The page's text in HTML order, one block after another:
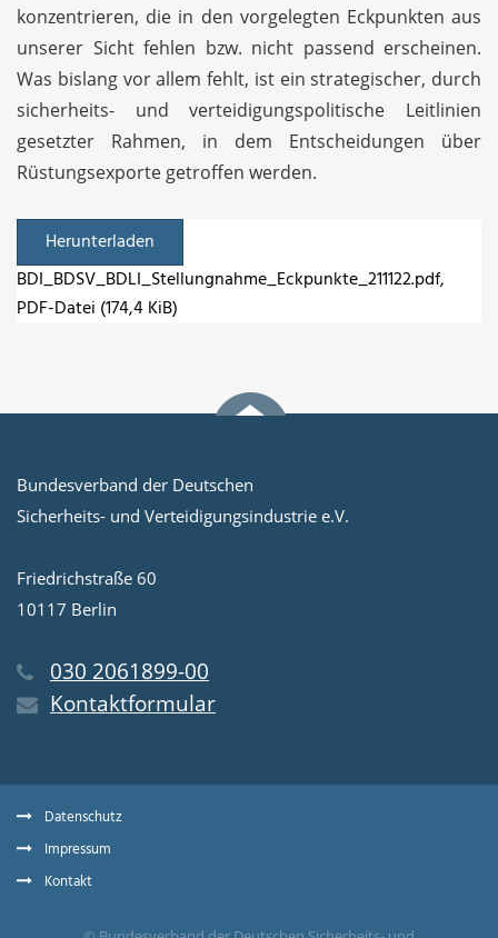
konzentrieren, die in den vorgelegten Eckpunkten aus
unserer Sicht fehlen bzw. nicht passend erscheinen.
Was bislang vor allem fehlt, ist ein strategischer, durch
sicherheits- und verteidigungspolitische Leitlinien
gesetzter Rahmen, in dem Entscheidungen über
Rüstungsexporte getroffen werden.
Herunterladen
BDI_BDSV_BDLI_Stellungnahme_Eckpunkte_211122.pdf,
PDF-Datei (174,4 KiB)
Bundesverband der Deutschen
Sicherheits- und Verteidigungsindustrie e.V.
Friedrichstraße 60
10117 Berlin
030 2061899-00
Kontaktformular
Datenschutz
Impressum
Kontakt